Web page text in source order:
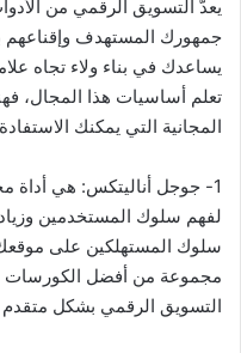
يعدّ التسويق الرقمي من
جمهورك المستهدف وإقناعهم
يساعدك في بناء ولاء تجاه
تعلم أساسيات هذا المجال،
المجانية التي يمكنك
1- جوجل أناليتكس: هي أداة
لفهم سلوك المستخدمين
سلوك المستهلكين على
مجموعة من أفضل الكورسات
التسويق الرقمي بشكل متقدم